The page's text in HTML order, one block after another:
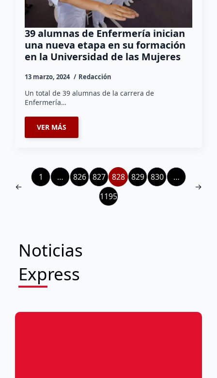
39 alumnas de Enfermería inician
una nueva etapa en su formación
en la Universidad de las Mujeres
13 marzo, 2024 Redacción
Un total de 39 alumnas de la carrera de
Enfermería…
VER MÁS
←
1 … 826 827 828 829 830
…
1195
→
Noticias
Express